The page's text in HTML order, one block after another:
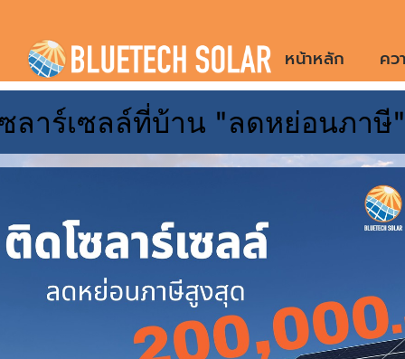
content
หน้าหลัก คว
โรงจอ
ลาร์เซลล์ที่บ้าน "ลดหย่อนภาษี